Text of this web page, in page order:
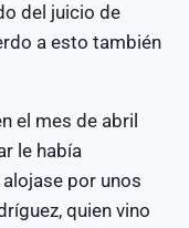
del juicio de
a esto también
el mes de abril
le había
por unos
quien vino